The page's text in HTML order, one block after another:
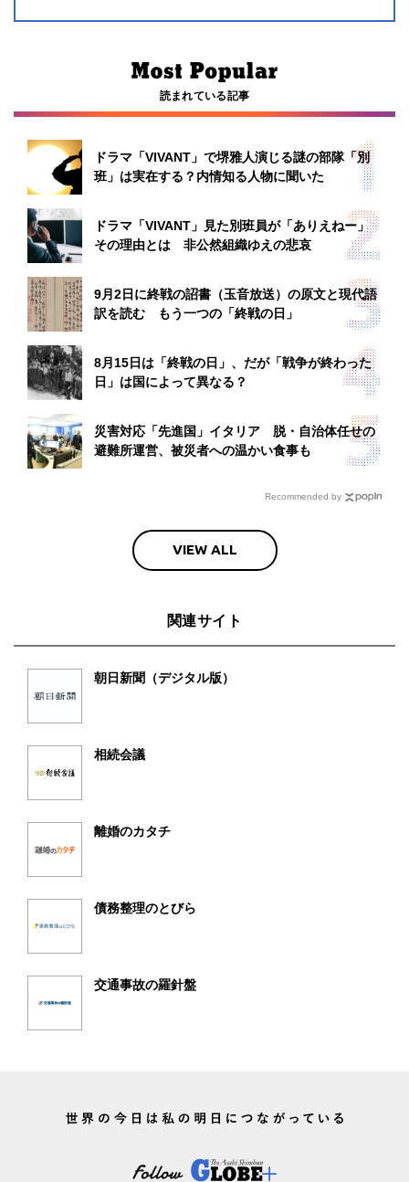
読まれている記事
ドラマ「VIVANT」で堺雅人演じる謎の部隊「別
班」は実在する？内情知る人物に聞いた
ドラマ「VIVANT」見た別班員が「ありえねー」
その理由とは 非公然組織ゆえの悲哀
9月2日に終戦の詔書（玉音放送）の原文と現代語
訳を読む もう一つの「終戦の日」
8月15日は「終戦の日」、だが「戦争が終わった
日」は国によって異なる？
災害対応「先進国」イタリア 脱・自治体任せの
避難所運営、被災者への温かい食事も
Recommended by
VIEW ALL
関連サイト
朝日新聞（デジタル版）
相続会議
離婚のカタチ
債務整理のとびら
交通事故の羅針盤